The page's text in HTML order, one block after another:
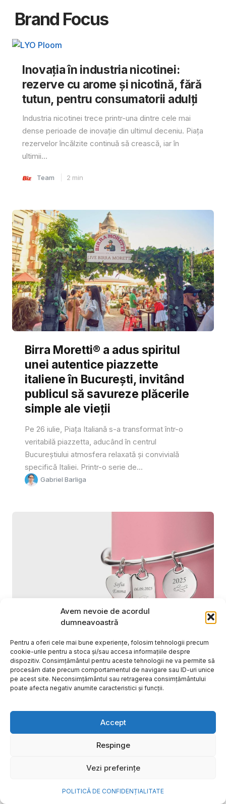
Avem nevoie de acordul
dumneavoastră
Pentru a oferi cele mai bune experiențe, folosim tehnologii precum
cookie-urile pentru a stoca și/sau accesa informațiile despre
dispozitiv. Consimțământul pentru aceste tehnologii ne va permite să
procesăm date precum comportamentul de navigare sau ID-uri unice
pe acest site. Neconsimțământul sau retragerea consimțământului
poate afecta negativ anumite caracteristici și funcții.
Accept
Respinge
Vezi preferințe
POLITICĂ DE CONFIDENȚIALITATE
Brand Focus
Inovația în industria nicotinei:
rezerve cu arome și nicotină, fără
tutun, pentru consumatorii adulți
Industria nicotinei trece printr-una dintre cele mai
dense perioade de inovație din ultimul deceniu. Piața
rezervelor încălzite continuă să crească, iar în
ultimii...
Team 2 min
Birra Moretti® a adus spiritul
unei autentice piazzette
italiene în București, invitând
publicul să savureze plăcerile
simple ale vieții
Pe 26 iulie, Piața Italiană s-a transformat într-o
veritabilă piazzetta, aducând în centrul
Bucureștiului atmosfera relaxată și convivială
specifică Italiei. Printr-o serie de...
Gabriel Barliga
Cum transformi cele mai
frumoase amintiri ale verii într-
o bijuterie Pandora pe care o
porți zi de zi
se întâmplă cele mai importante lucruri. Plecăm în
vacanțe pe care le planificăm luni...